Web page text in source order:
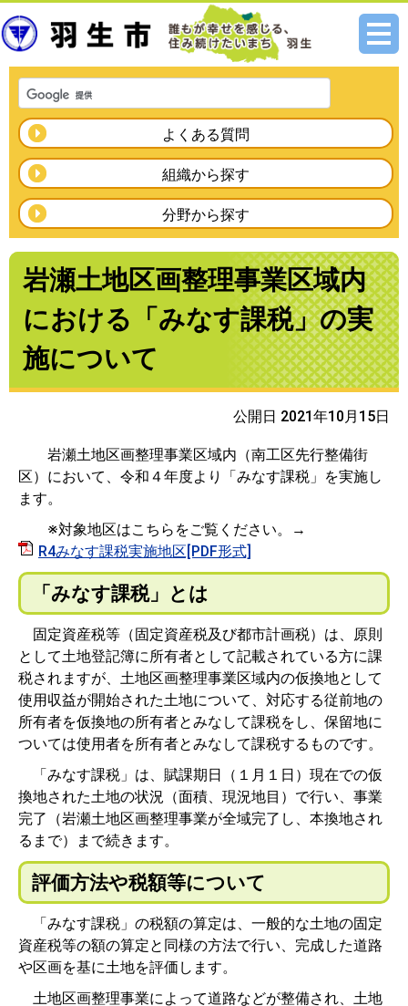
メニ
よくある質問
組織から探す
分野から探す
岩瀬土地区画整理事業区域内
における「みなす課税」の実
施について
公開日 2021年10月15日
岩瀬土地区画整理事業区域内（南工区先行整備街
区）において、令和４年度より「みなす課税」を実施し
ます。
※対象地区はこちらをご覧ください。→
R4みなす課税実施地区[PDF形式]
「みなす課税」とは
固定資産税等（固定資産税及び都市計画税）は、原則
として土地登記簿に所有者として記載されている方に課
税されますが、土地区画整理事業区域内の仮換地として
使用収益が開始された土地について、対応する従前地の
所有者を仮換地の所有者とみなして課税をし、保留地に
ついては使用者を所有者とみなして課税するものです。
「みなす課税」は、賦課期日（１月１日）現在での仮
換地された土地の状況（面積、現況地目）で行い、事業
完了（岩瀬土地区画整理事業が全域完了し、本換地され
るまで）まで続きます。
評価方法や税額等について
「みなす課税」の税額の算定は、一般的な土地の固定
資産税等の額の算定と同様の方法で行い、完成した道路
や区画を基に土地を評価します。
土地区画整理事業によって道路などが整備され、土地